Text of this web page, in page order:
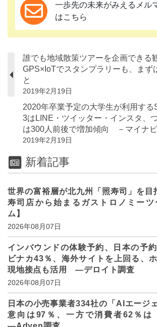
一歩先の未来がみえるメル
はこちら
誰でも地域散策ツアーを企画できる
GPS×IoTでスタンプラリーも、まず
と
2019年2月19日
2020年卒業予定の大学生が利用する
3はLINE・ツイッター・インスタ、
は300人前後で増加傾向 －マイナビ
2019年2月19日
新着記事
世界の富裕層が北九州「照寿司」を目
寿司店から始まるガストロノミーツ
ム】
2026年08月07日
インバウンドの体験予約、日本の予
ビナカ43％、海外サイトを上回る、
現地接点も活用 ―デロイト調査
2026年08月07日
日本の小売事業者334社の「AIエージ
意向は97％、一方で消費者62％